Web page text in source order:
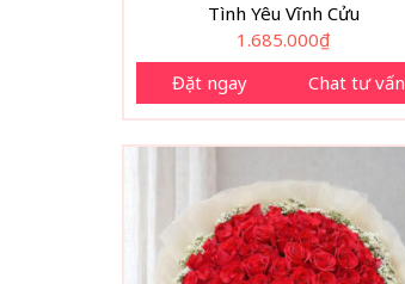
Tình Yêu Vĩnh Cửu
1.685.000₫
Đặt ngay
Chat tư vấn